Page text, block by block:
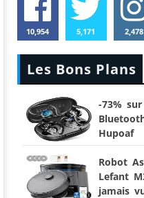
10,954 5,171 2,478
Les Bons Plans
-73%
Hupoaf
Robot
Lefant
jamais